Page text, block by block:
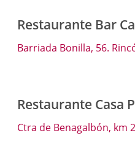
Restaurante Bar
Barriada Bonilla, 56.
Restaurante Casa
Ctra de Benagalbón, km